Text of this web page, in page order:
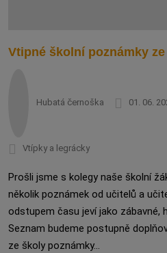
Vtipné školní poznámky
Hubatá černoška 01. 06.
Vtípky a legrácky
Prošli jsme s kolegy naše školní
několik poznámek od učitelů a
odstupem času jeví jako zábavné,
Seznam budeme postupně
ze školy poznámky...